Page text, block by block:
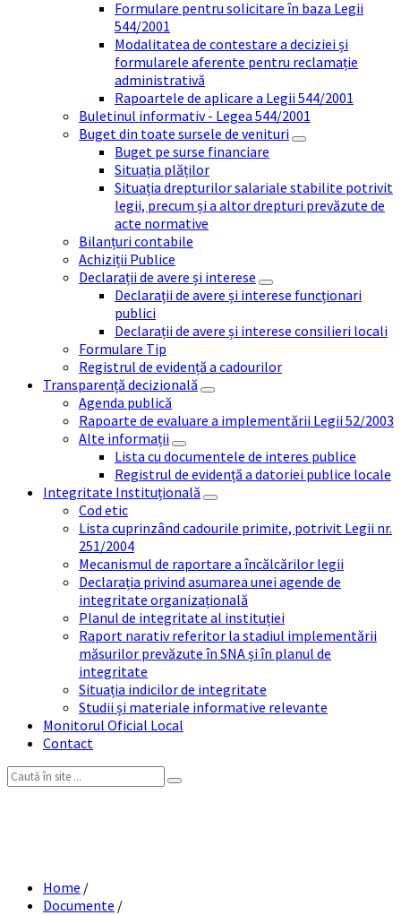
Formulare pentru solicitare în baza Legii
544/2001
Modalitatea de contestare a deciziei și
formularele aferente pentru reclamație
administrativă
Rapoartele de aplicare a Legii 544/2001
Buletinul informativ - Legea 544/2001
Buget din toate sursele de venituri
Buget pe surse financiare
Situația plăților
Situația drepturilor salariale stabilite potrivit
legii, precum și a altor drepturi prevăzute de
acte normative
Bilanțuri contabile
Achiziții Publice
Declarații de avere și interese
Declarații de avere și interese funcționari
publici
Declarații de avere și interese consilieri locali
Formulare Tip
Registrul de evidență a cadourilor
Transparență decizională
Agenda publică
Rapoarte de evaluare a implementării Legii 52/2003
Alte informații
Lista cu documentele de interes publice
Registrul de evidență a datoriei publice locale
Integritate Instituțională
Cod etic
Lista cuprinzând cadourile primite, potrivit Legii nr.
251/2004
Mecanismul de raportare a încălcărilor legii
Declarația privind asumarea unei agende de
integritate organizațională
Planul de integritate al instituției
Raport narativ referitor la stadiul implementării
măsurilor prevăzute în SNA și în planul de
integritate
Situația indicilor de integritate
Studii și materiale informative relevante
Monitorul Oficial Local
Contact
Search:
Home /
Documente /